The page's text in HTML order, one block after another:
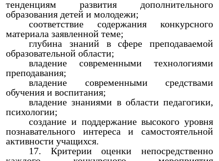
тенденциям развития дополнительного
образования детей и молодежи;
соответствие содержания конкурсного
материала заявленной теме;
глубина знаний в сфере преподаваемой
образовательной области;
владение современными технологиями
преподавания;
владение современными средствами
обучения и воспитания;
владение знаниями в области педагогики,
психологии;
создание и поддержание высокого уровня
познавательного интереса и самостоятельной
активности учащихся.
Критерии оценки непосредственно